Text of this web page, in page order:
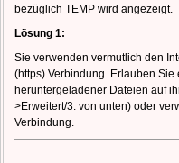
bezüglich TEMP wird angezeigt.
Lösung 1:
Sie verwenden vermutlich den
(https) Verbindung. Erlauben
heruntergeladener Dateien auf
>Erweitert/3. von unten) oder
Verbindung.